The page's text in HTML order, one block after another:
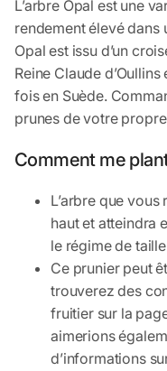
L’arbre Opal est une
rendement élevé dans
Opal est issu d’un
Reine Claude
fois en Suède.
prunes de votre
Comment me
L’arbre que
haut et atteindra
le régime de
Ce prunier peut
trouverez des
fruitier sur la
aimerions
d’informations